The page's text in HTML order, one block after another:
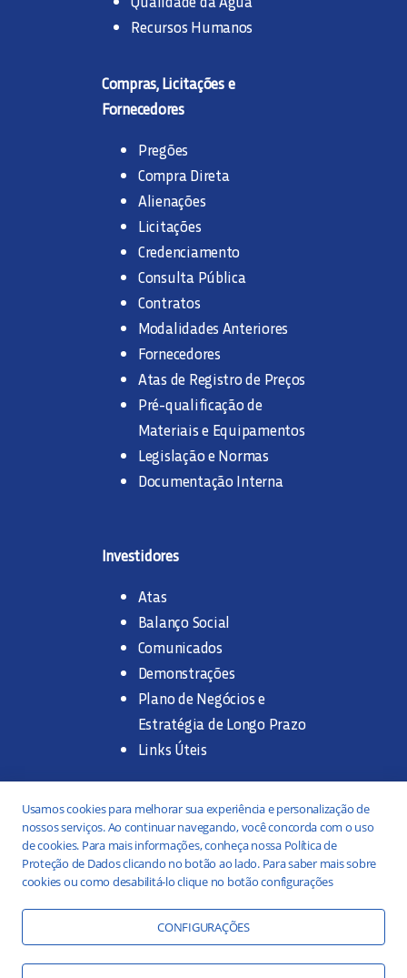
Recursos Humanos
Compras, Licitações e
Fornecedores
Pregões
Compra Direta
Alienações
Licitações
Credenciamento
Consulta Pública
Contratos
Modalidades Anteriores
Fornecedores
Atas de Registro de Preços
Pré-qualificação de
Materiais e Equipamentos
Legislação e Normas
Documentação Interna
Investidores
Atas
Balanço Social
Comunicados
Demonstrações
Plano de Negócios e
Estratégia de Longo Prazo
Links Úteis
Trabalhe na SANASA
Concurso Público
Estágio
Portal da Transparência
Práticas ESG
Usamos cookies para melhorar sua experiência e personalização de
nossos serviços. Ao continuar navegando, você concorda com o uso
de cookies. Para mais informações, conheça nossa Política de
Proteção de Dados clicando no botão ao lado. Para saber mais sobre
cookies ou como desabilitá-lo clique no botão configurações
CONFIGURAÇÕES